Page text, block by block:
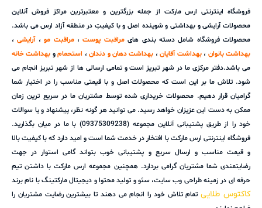
فروشگاه اینترنتی ارس مارکت از جمله بزرگترین و معتبرترین مراکز فروش آنلاین
محصولات آرایشی و بهداشتی و شوینده اصل و با کیفیتِ در منطقه آزاد ارس می باشد.
محصولات فروشگاه شامل دسته بندی هایمراقبت پوست،مراقبت مو،آرایشی،
بهداشت بانوان ،بهداشت آقایان، بهداشت دهان و دندان، استحمامو بهداشت خانه
می باشد.دفتر مرکزی ما در شهر تبریز است و تمامی ارسالی ها از شهر تبریز انجام می
شود. تلاش ما بر این است که محصولات اصل و با قیمتی مناسب را در اختیار شما
گرامیان قرار دهیم. محصولات خریداری شده توسط مشتریان ما در سریع ترین زمان
ممکن به دست این عزیزان خواهد رسید. می توانید هر گونه نظر، پیشنهاد و یا سوالات
خود را از طریق پشتیبانی آنلاین مجموعه (09375309238) با ما در میان بگذارید.
فروشگاه اینترنتی ارس مارکت با افتخار در خدمت شما است و امید دارد که با کیفیت بالا
و قیمت مناسب و ارسال سریع و پشتیبانی خوب بتواند گامی استوار در جهت
رضایتمندی شما مشتریان گرامی بردارد. همچنین مجموعه ارس مارکت با داشتن تیم
حرفه ای در زمینه طراحی وب سایت، سئو و تولید محتوا و دیجیتال مارکتینگ با نام برند
کاکتوس طلاییتمام تلاش خود را انجام می دهند تا بیشترین رضایت مشتریان را